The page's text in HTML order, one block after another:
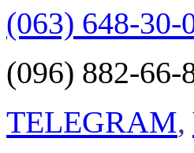
(063) 648-30-
(096) 882-66-
TELEGRAM,